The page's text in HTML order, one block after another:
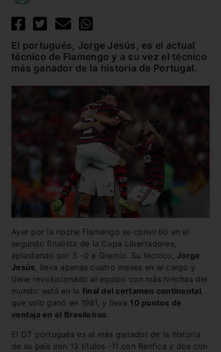
El portugués, Jorge Jesús, es el actual
técnico de Flamengo y a su vez el técnico
más ganador de la historia de Portugal.
Ayer por la noche Flamengo se convirtió en el
segundo finalista de la Copa Libertadores,
aplastando por 5 -0 a Gremio. Su técnico, Jorge
Jesús, lleva apenas cuatro meses en el cargo y
tiene revolucionado al equipo con más hinchas del
mundo: está en la final del certamen continental,
que solo ganó en 1981, y lleva 10 puntos de
ventaja en el Brasileirao.
El DT portugués es el más ganador de la historia
de su país con 13 títulos -11 con Benfica y dos con